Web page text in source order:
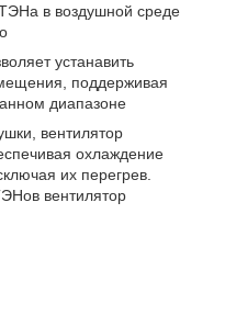
в воздушной среде
устанавить
поддерживая
диапазоне
вентилятор
охлаждение
их перегрев.
вентилятор